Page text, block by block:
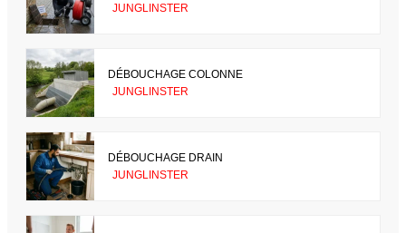
JUNGLINSTER
DÉBOUCHAGE COLONNE
JUNGLINSTER
DÉBOUCHAGE DRAIN
JUNGLINSTER